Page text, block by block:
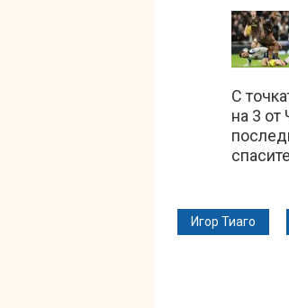
С
на 3
Игор Тиаго